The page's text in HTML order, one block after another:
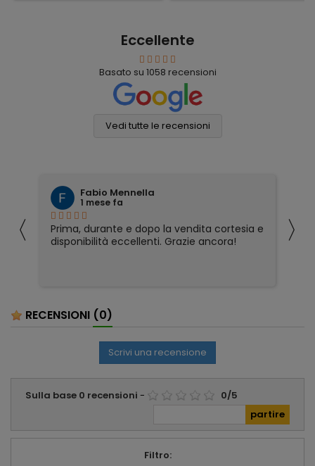
Eccellente
Basato su 1058 recensioni
Vedi tutte le recensioni
〈
Fabio Mennella
1 mese fa
Prima, durante e dopo la vendita cortesia e
disponibilità eccellenti. Grazie ancora!
〉
RECENSIONI (0)
Scrivi una recensione
Sulla base 0 recensioni - 0/5
Filtro: